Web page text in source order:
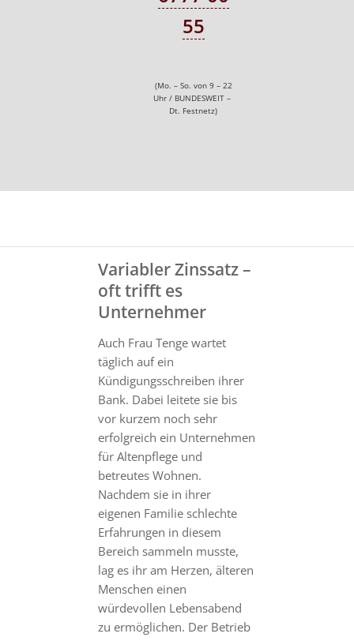
55
(Mo. – So. von 9 – 22
Uhr / BUNDESWEIT –
Dt. Festnetz)
Variabler Zinssatz –
oft trifft es
Unternehmer
Auch Frau Tenge wartet
täglich auf ein
Kündigungsschreiben ihrer
Bank. Dabei leitete sie bis
vor kurzem noch sehr
erfolgreich ein Unternehmen
für Altenpflege und
betreutes Wohnen.
Nachdem sie in ihrer
eigenen Familie schlechte
Erfahrungen in diesem
Bereich sammeln musste,
lag es ihr am Herzen, älteren
Menschen einen
würdevollen Lebensabend
zu ermöglichen. Der Betrieb